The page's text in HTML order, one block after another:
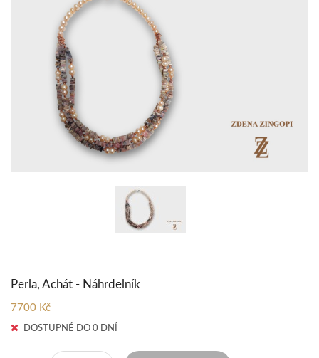
Perla, Achát - Náhrdelník
7700 Kč
DOSTUPNÉ DO 0 DNÍ